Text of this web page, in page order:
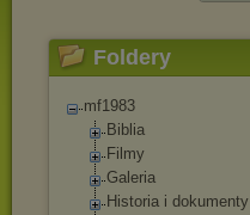
Foldery
mf1983
Biblia
Filmy
Galeria
Historia i dokumenty